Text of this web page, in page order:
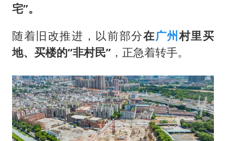
宅”。
随着旧改推进，以前部分在广州村里买
地、买楼的“非村民”，正急着转手。